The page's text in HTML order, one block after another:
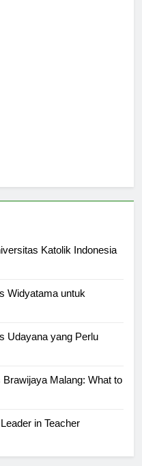
Katolik Indonesia
Widyatama untuk
Udayana yang Perlu
Malang: What to
in Teacher